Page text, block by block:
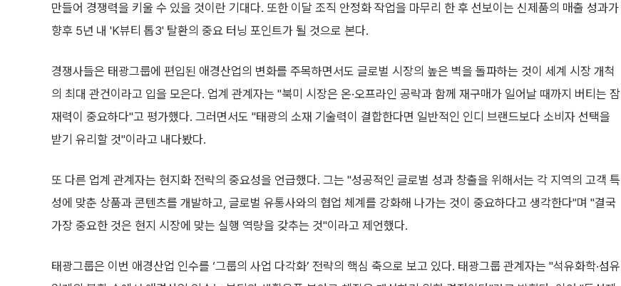
만들어 경쟁력을 키울 수 있을 것이란 기대다. 또한 이달 조직 안정화 작업을 마무리 한 후 선보이는 신제품의 매출 성과가
향후 5년 내 'K뷰티 톱3' 탈환의 중요 터닝 포인트가 될 것으로 본다.
경쟁사들은 태광그룹에 편입된 애경산업의 변화를 주목하면서도 글로벌 시장의 높은 벽을 돌파하는 것이 세계 시장 개척
의 최대 관건이라고 입을 모은다. 업계 관계자는 "북미 시장은 온·오프라인 공략과 함께 재구매가 일어날 때까지 버티는 잠
재력이 중요하다"고 평가했다. 그러면서도 "태광의 소재 기술력이 결합한다면 일반적인 인디 브랜드보다 소비자 선택을
받기 유리할 것"이라고 내다봤다.
또 다른 업계 관계자는 현지화 전략의 중요성을 언급했다. 그는 "성공적인 글로벌 성과 창출을 위해서는 각 지역의 고객 특
성에 맞춘 상품과 콘텐츠를 개발하고, 글로벌 유통사와의 협업 체계를 강화해 나가는 것이 중요하다고 생각한다"며 "결국
가장 중요한 것은 현지 시장에 맞는 실행 역량을 갖추는 것"이라고 제언했다.
태광그룹은 이번 애경산업 인수를 ‘그룹의 사업 다각화’ 전략의 핵심 축으로 보고 있다. 태광그룹 관계자는 "석유화학·섬유